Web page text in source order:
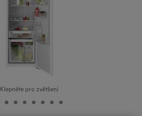
Klepněte pro zvětšení